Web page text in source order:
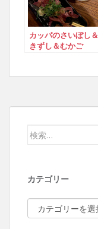
カッパのさいぼし＆
きずし＆むかご
検索:
カテゴリー
カテゴリー